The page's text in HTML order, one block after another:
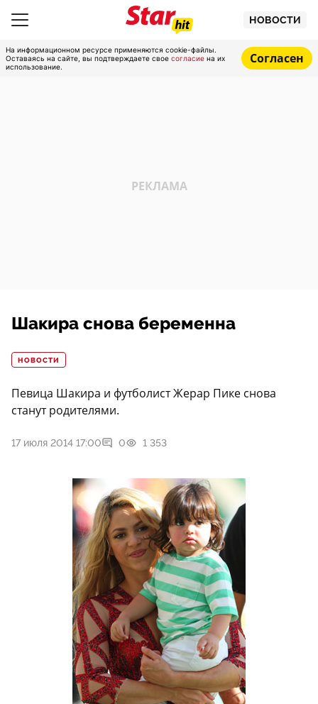
НОВОСТИ
На информационном ресурсе применяются cookie-файлы.
Оставаясь на сайте, вы подтверждаете свое согласие на их
использование.
Согласен
Шакира снова беременна
НОВОСТИ
Певица Шакира и футболист Жерар Пике снова
станут родителями.
17 июля 2014 17:00 0 1 353